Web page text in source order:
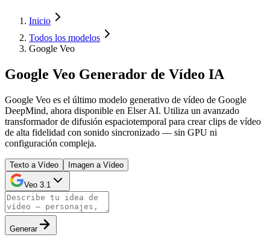
Inicio
Todos los modelos
Google Veo
Google Veo Generador de Vídeo IA
Google Veo es el último modelo generativo de vídeo de Google
DeepMind, ahora disponible en Elser AI. Utiliza un avanzado
transformador de difusión espaciotemporal para crear clips de vídeo
de alta fidelidad con sonido sincronizado — sin GPU ni
configuración compleja.
Texto a Vídeo Imagen a Vídeo
Veo 3.1
Generar